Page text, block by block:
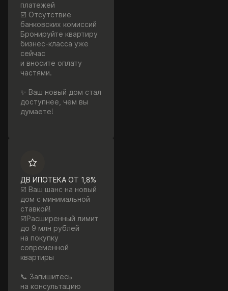
платежей
☑️ Отсутствие
банковских комиссий
Бронируйте квартиру
бизнес-класса уже
сейчас
и вносите оплату
частями.
✨ Ваш новый дом стал
доступнее, чем вы
думаете!
ДВ ИПОТЕКА ОТ 1,8%
☑️ Ваш шанс на новый
дом с минимальной
ставкой!
☑️Расширенный лимит
до 9 млн рублей
на покупку
современной
квартиры
📞 Запишитесь
на консультацию